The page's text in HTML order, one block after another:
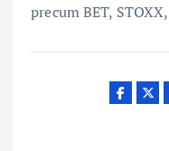
precum BET,